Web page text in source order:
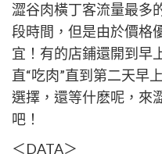
澀谷肉橫丁客流量最多
段時間，但是由於價格
宜！有的店鋪還開到早
直“吃肉”直到第二天早
選擇，還等什麽呢，來
吧！
＜DATA＞